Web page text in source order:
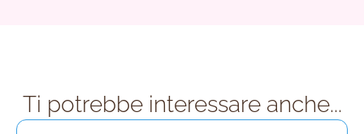
Ti potrebbe interessare anche...